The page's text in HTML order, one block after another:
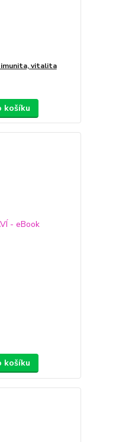
vitalita
košíku
košíku